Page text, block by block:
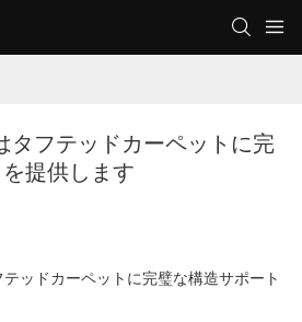
フテッドカーペットに完
提供します